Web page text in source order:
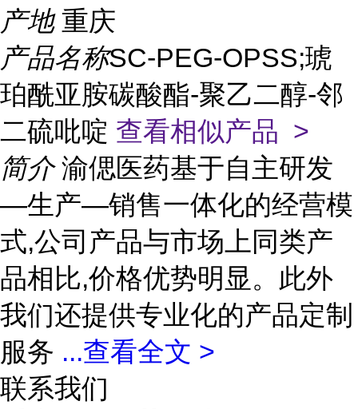
产地 重庆
产品名称SC-PEG-OPSS;琥
珀酰亚胺碳酸酯-聚乙二醇-邻
二硫吡啶 查看相似产品 >
简介 渝偲医药基于自主研发
—生产—销售一体化的经营模
式,公司产品与市场上同类产
品相比,价格优势明显。此外
我们还提供专业化的产品定制
服务 ...查看全文 >
联系我们